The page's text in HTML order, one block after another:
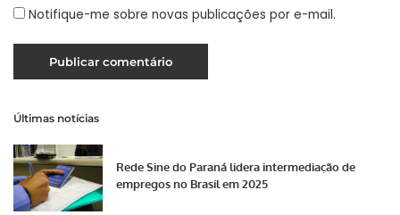
Notifique-me sobre novas publicações por e-mail.
Últimas notícias
Rede Sine do Paraná lidera intermediação de
empregos no Brasil em 2025